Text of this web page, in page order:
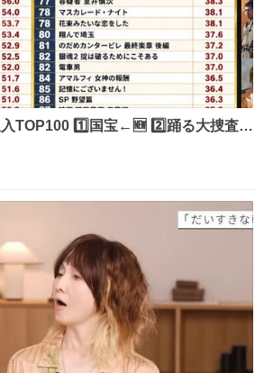
TOP100 1️⃣国宝←🆕 2️⃣踊る大捜査線
語 4️⃣踊る大捜査線 THE MOVIE 5️⃣
ド・ブルー 7️⃣天と地と 8️⃣永遠の0
←🆕 … 60位 キングダム 魂の決戦←🆕